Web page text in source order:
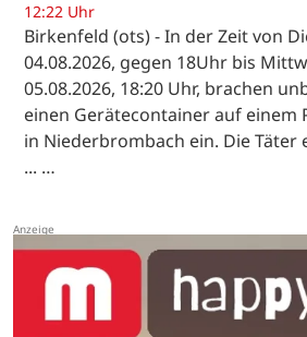
12:22 Uhr
Birkenfeld (ots) - In der Zeit von
04.08.2026, gegen 18Uhr bis
05.08.2026, 18:20 Uhr, brachen
einen Gerätecontainer auf einem
in Niederbrombach ein. Die Täter
... …